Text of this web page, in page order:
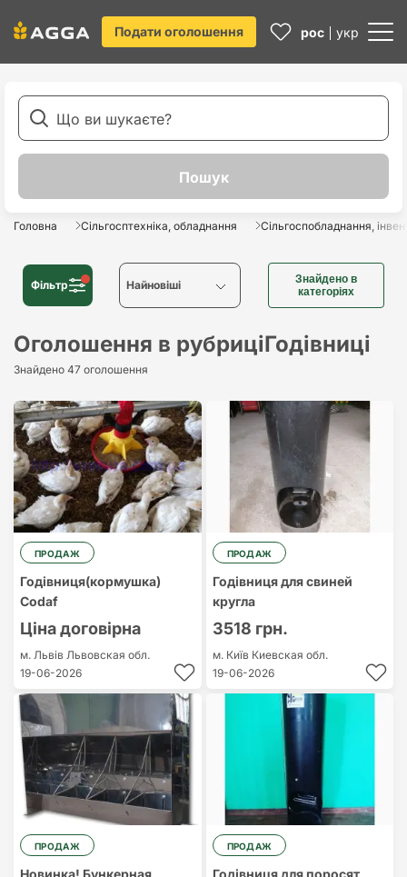
Подати оголошення рос укр
Головна Сільгосптехніка, обладнання Сільгоспобладнання,
Фільтр Найновіші
Найновіші
Найдорожчий
Найдешевший
Знайдено в
категоріях
Оголошення в рубриціГодівниці
Знайдено 47 оголошення
ПРОДАЖ
Годівниця(кормушка)
Codaf
Ціна договірна
м. Львів Львовская обл.
19-06-2026
ПРОДАЖ
Годівниця для свиней
кругла
3518 грн.
м. Київ Киевская обл.
19-06-2026
ПРОДАЖ
Новинка! Бункерная
ПРОДАЖ
Годівниця для поросят